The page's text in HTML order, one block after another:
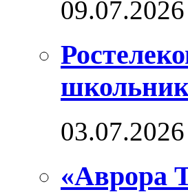
«Аврора